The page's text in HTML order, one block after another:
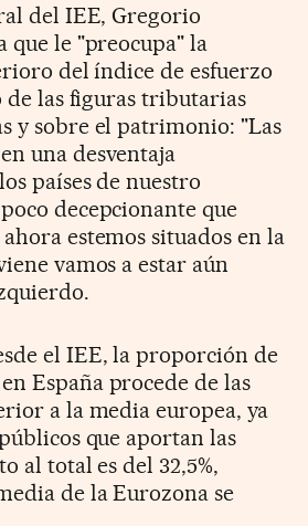
del IEE, Gregorio
le "preocupa" la
del índice de esfuerzo
de las figuras tributarias
y sobre el patrimonio: "Las
una desventaja
países de nuestro
decepcionante que
ahora estemos situados en la
vamos a estar aún
el IEE, la proporción de
España procede de las
a la media europea, ya
que aportan las
al total es del 32,5%,
de la Eurozona se